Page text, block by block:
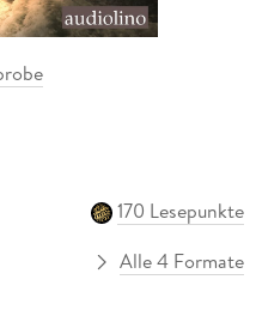
170 Lesepunkte
Alle 4 Formate